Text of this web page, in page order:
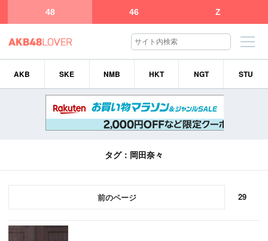
48 46 Z
AKB SKE NMB HKT NGT STU
タグ：岡田奈々
前 29